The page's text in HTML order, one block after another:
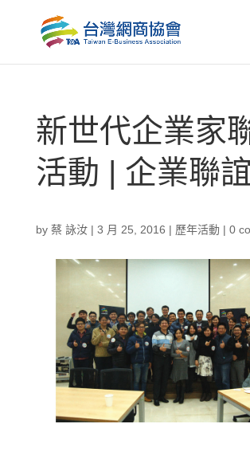
新世代企業家
活動 | 企業聯誼
by 蔡 詠汝| 3 月 25, 2016 | 歷年活動 | 0